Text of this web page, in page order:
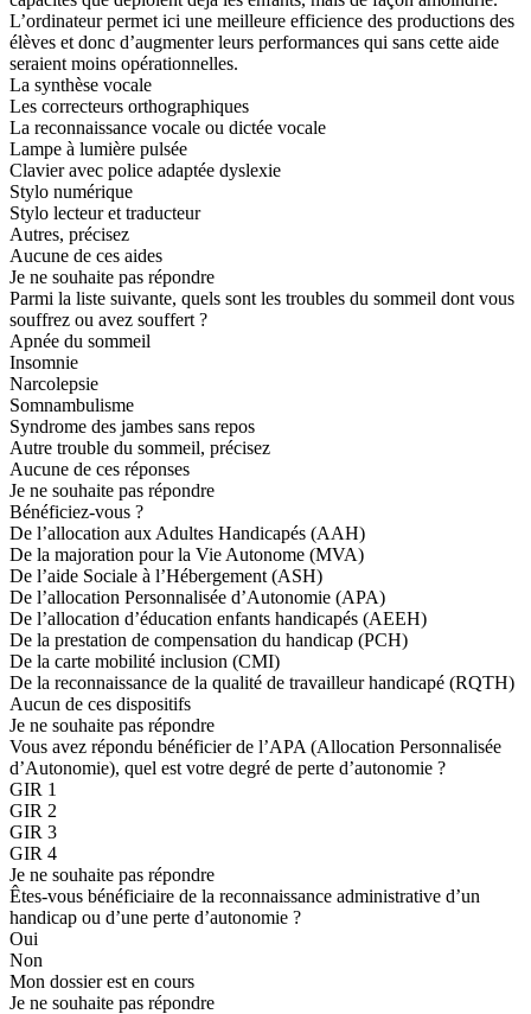
L’ordinateur permet ici une meilleure efficience des productions des
élèves et donc d’augmenter leurs performances qui sans cette aide
seraient moins opérationnelles.
La synthèse vocale
Les correcteurs orthographiques
La reconnaissance vocale ou dictée vocale
Lampe à lumière pulsée
Clavier avec police adaptée dyslexie
Stylo numérique
Stylo lecteur et traducteur
Autres, précisez
Aucune de ces aides
Je ne souhaite pas répondre
Parmi la liste suivante, quels sont les troubles du sommeil dont vous
souffrez ou avez souffert ?
Apnée du sommeil
Insomnie
Narcolepsie
Somnambulisme
Syndrome des jambes sans repos
Autre trouble du sommeil, précisez
Aucune de ces réponses
Je ne souhaite pas répondre
Bénéficiez-vous ?
De l’allocation aux Adultes Handicapés (AAH)
De la majoration pour la Vie Autonome (MVA)
De l’aide Sociale à l’Hébergement (ASH)
De l’allocation Personnalisée d’Autonomie (APA)
De l’allocation d’éducation enfants handicapés (AEEH)
De la prestation de compensation du handicap (PCH)
De la carte mobilité inclusion (CMI)
De la reconnaissance de la qualité de travailleur handicapé (RQTH)
Aucun de ces dispositifs
Je ne souhaite pas répondre
Vous avez répondu bénéficier de l’APA (Allocation Personnalisée
d’Autonomie), quel est votre degré de perte d’autonomie ?
GIR 1
GIR 2
GIR 3
GIR 4
Je ne souhaite pas répondre
Êtes-vous bénéficiaire de la reconnaissance administrative d’un
handicap ou d’une perte d’autonomie ?
Oui
Non
Mon dossier est en cours
Je ne souhaite pas répondre